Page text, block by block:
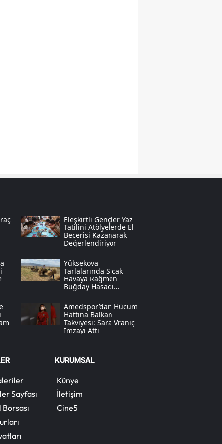
Ordu
Sakarya
Samsun
Siirt
Sinop
Tekirdağ
Trabzon
Tunceli
Şanlıurfa
Eleşkirtli Gençler Yaz
Tatilini Atölyelerde El
Becerisi Kazanarak
Değerlendiriyor
Yüksekova
Tarlalarında Sıcak
Havaya Rağmen
Buğday Hasadı
Amedspor’dan Hücum
Hattına Balkan
Takviyesi: Sara Vraniç
Imzayı Attı
Sayfası
KURUMSAL
Künye
İletişim
Cine5